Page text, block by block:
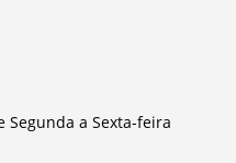
Segunda a Sexta-feira